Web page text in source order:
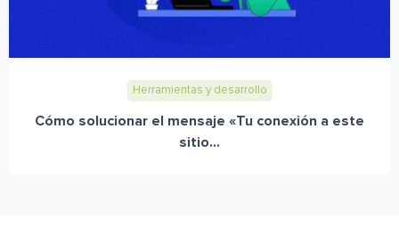
Herramientas y desarrollo
Cómo solucionar el mensaje «Tu conexión a este
sitio...